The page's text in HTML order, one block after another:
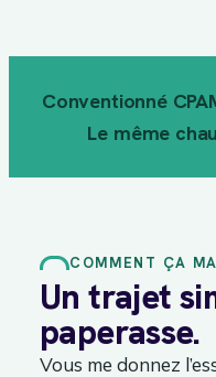
Conventionné
Le même
COMMENT ÇA
Un trajet
paperasse.
Vous me donnez